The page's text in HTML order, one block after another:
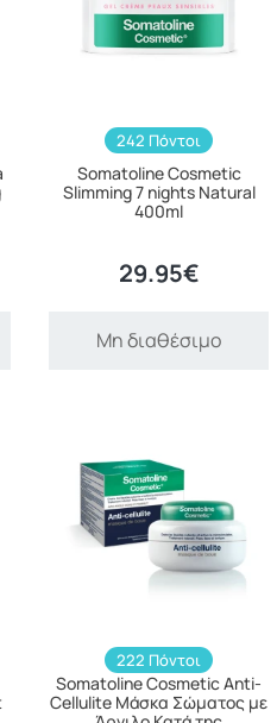
242 Πόντοι
Somatoline Cosmetic
Slimming 7 nights Natural
400ml
29.95€
Μη διαθέσιμο
222 Πόντοι
Somatoline Cosmetic Anti-
Cellulite Μάσκα Σώματος με